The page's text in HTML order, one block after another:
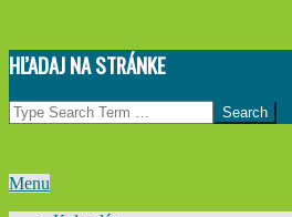
Skip
to
content
HĽADAJ NA STRÁNKE
Search
Primary
Menu